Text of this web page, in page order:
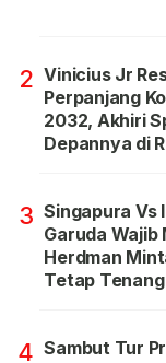
2 Vinicius Jr
Perpanjang
2032, Akhiri
Depannya di
3 Singapura Vs
Garuda Wajib
Herdman
Tetap Tenang
4 Sambut Tur